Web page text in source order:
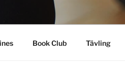
Book Club Tävling